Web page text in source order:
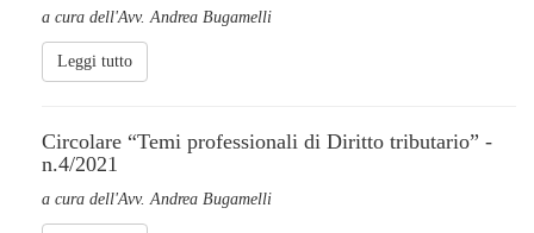
a cura dell'Avv. Andrea Bugamelli
Leggi tutto
Circolare “Temi professionali di Diritto tributario” -
n.4/2021
a cura dell'Avv. Andrea Bugamelli